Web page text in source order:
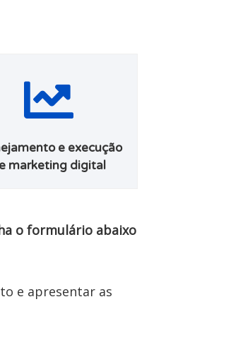
e execução
marketing digital
o formulário abaixo
e apresentar as